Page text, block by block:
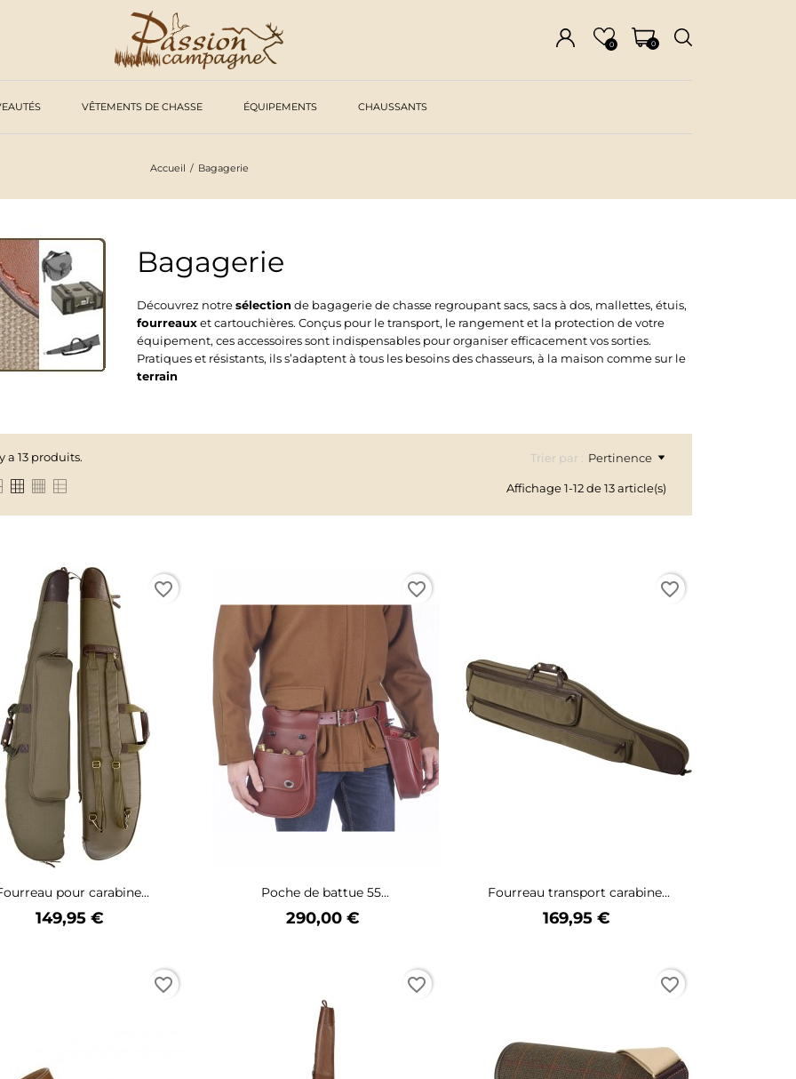
0 0
VÊTEMENTS DE CHASSE ÉQUIPEMENTS CHAUSSANTS
Accueil Bagagerie
Bagagerie
Découvrez notresélectionde bagagerie de chasse regroupant sacs, sacs à dos, mallettes, étuis,
fourreauxet cartouchières. Conçus pour le transport, le rangement et la protection de votre
équipement, ces accessoires sont indispensables pour organiser efficacement vos sorties.
Pratiques et résistants, ils s’adaptent à tous les besoins des chasseurs, à la maison comme sur le
terrain
a 13 produits. Trier par : Pertinence
Affichage 1-12 de 13 article(s)
pour carabine...
Prix
149,95 €
favorite_border
Poche de battue 55...
Prix
290,00 €
favorite_border
Fourreau transport carabine...
Prix
169,95 €
favorite_border
favorite_border favorite_border favorite_border